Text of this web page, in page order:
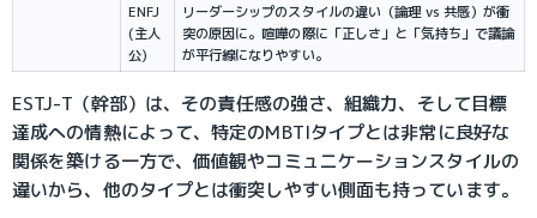
ENFJ
(主人
公)
リーダーシップのスタイルの違い（論理 vs 共感）が衝
突の原因に。喧嘩の際に「正しさ」と「気持ち」で議論
が平行線になりやすい。
ESTJ-T（幹部）は、その責任感の強さ、組織力、そして目標
達成への情熱によって、特定のMBTIタイプとは非常に良好な
関係を築ける一方で、価値観やコミュニケーションスタイルの
違いから、他のタイプとは衝突しやすい側面も持っています。